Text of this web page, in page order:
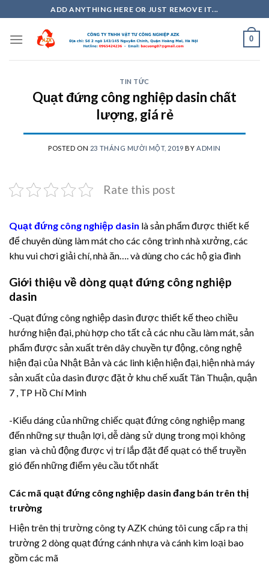
to
content
ADD ANYTHING HERE OR JUST REMOVE IT...
0
TIN TỨC
Quạt đứng công nghiệp dasin chất
lượng, giá rẻ
POSTED ON 23 THÁNG MƯỜI MỘT, 2019 BY ADMIN
Rate this post
Quạt đứng công nghiệp dasin là sản phẩm được thiết kế
để chuyên dùng làm mát cho các công trình nhà xưởng, các
khu vui chơi giải chí, nhà ăn…. và dùng cho các hộ gia đình
Giới thiệu về dòng quạt đứng công nghiệp
dasin
-Quạt đứng công nghiệp dasin được thiết kế theo chiều
hướng hiện đại, phù hợp cho tất cả các nhu cầu làm mát, sản
phẩm được sản xuất trên dây chuyền tự động, công nghệ
hiện đại của Nhật Bản và các linh kiện hiện đại, hiện nhà máy
sản xuất của dasin được đặt ở khu chế xuất Tân Thuận, quận
7 , TP Hồ Chí Minh
-Kiểu dáng của những chiếc quạt đứng công nghiệp mang
đến những sự thuận lợi, dễ dàng sử dụng trong mọi không
gian và chủ động được vị trí lắp đặt để quạt có thể truyền
gió đến những điểm yêu cầu tốt nhất
Các mã quạt đứng công nghiệp dasin đang bán trên thị
trường
Hiện trên thị trường công ty AZK chúng tôi cung cấp ra thị
trường 2 dòng quạt đứng cánh nhựa và cánh kim loại bao
gồm các mã